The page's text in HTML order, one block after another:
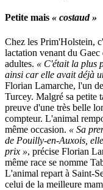
Petite mais « costaud »
Chez les Prim'Holstein,
lactation venant du Gaec
adultes. « C'était la plus
ainsi car elle avait déjà
Florian Lamarche, l'un
Turcey. Malgré sa petite
preuve d'une très belle
compteur. L'animal
même occasion. « Sa
de Pouilly-en-Auxois,
prix », précise Florian
même race se nomme
L'animal repart à Saint-
celui de la meilleure